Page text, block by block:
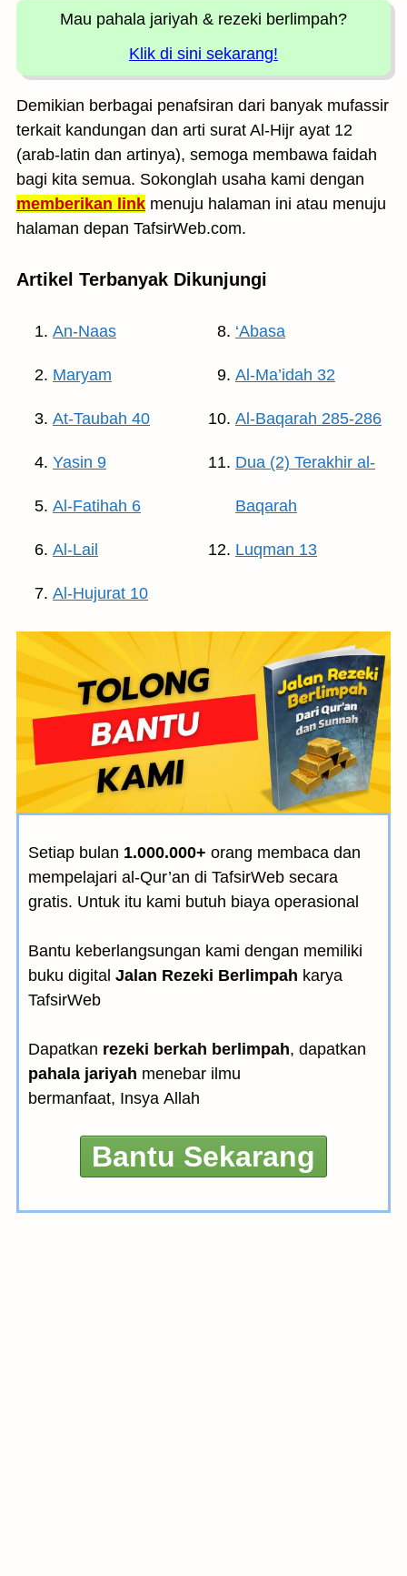
Mau pahala jariyah & rezeki berlimpah?
Klik di sini sekarang!
Demikian berbagai penafsiran dari banyak mufassir
terkait kandungan dan arti surat Al-Hijr ayat 12
(arab-latin dan artinya), semoga membawa faidah
bagi kita semua. Sokonglah usaha kami dengan
memberikan link menuju halaman ini atau menuju
halaman depan TafsirWeb.com.
Artikel Terbanyak Dikunjungi
An-Naas
Maryam
At-Taubah 40
Yasin 9
Al-Fatihah 6
Al-Lail
Al-Hujurat 10
‘Abasa
Al-Ma’idah 32
Al-Baqarah 285-286
Dua (2) Terakhir al-
Baqarah
Luqman 13
Setiap bulan 1.000.000+ orang membaca dan
mempelajari al-Qur’an di TafsirWeb secara
gratis. Untuk itu kami butuh biaya operasional
Bantu keberlangsungan kami dengan memiliki
buku digital Jalan Rezeki Berlimpah karya
TafsirWeb
Dapatkan rezeki berkah berlimpah, dapatkan
pahala jariyah menebar ilmu
bermanfaat, Insya Allah
Bantu Sekarang